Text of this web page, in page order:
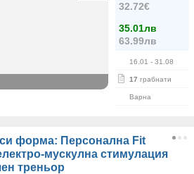
32.72€
35.01лв
63.99лв
16.01 - 31.08
17 грабнати
Варна
форма: Персонална Fit
мускулна стимулация
треньор